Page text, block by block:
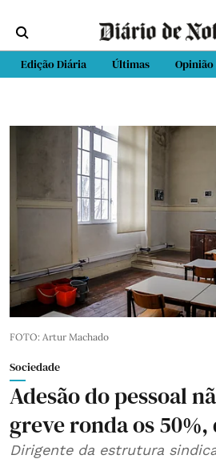
Edição Diária Últimas Opinião
FOTO: Artur Machado
Sociedade
Adesão do pessoal
greve ronda os 50%,
Dirigente da estrutura